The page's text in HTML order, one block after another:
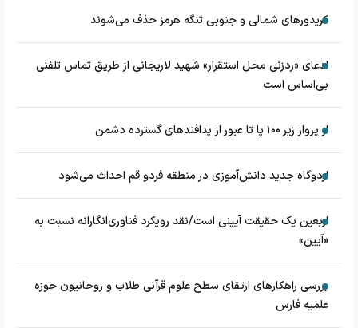
کریدورهای شمالی و جنوبی تنگه هرمز حذف می‌شوند
ادعای «ردزنی محل استقرار» شهید لاریجانی از طریق تماس تلفنی
بی‌اساس است
از پرواز زیر ۱۰۰ پا تا عبور از پدافند‌های گسترده دشمن
اردوگاه جدید دانش‌آموزی در منطقه فردو قم احداث می‌شود
اربعین یک حقیقت آیینی است/نقد رویکرد فناوری‌انگارانه نسبت به
«آیین»
بررسی راهکارهای ارتقای سطح علوم قرآنی طلاب و روحانیون حوزه
علمیه فارس